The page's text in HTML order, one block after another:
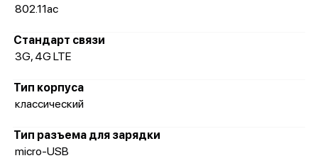
802.11ac
Стандарт связи
3G, 4G LTE
Тип корпуса
классический
Тип разъема для зарядки
micro-USB